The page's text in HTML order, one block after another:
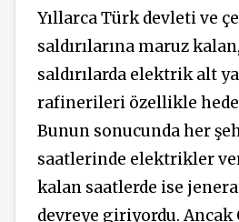
Yıllarca Türk devleti ve
saldırılarına maruz
saldırılarda elektrik alt
rafinerileri özellikle
Bunun sonucunda her
saatlerinde elektrikler
kalan saatlerde ise
devreye giriyordu. Ancak